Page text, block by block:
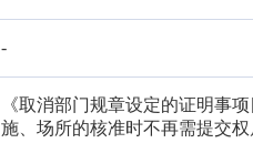
-
《取消部门规章设定的证明事
施、场所的核准时不再需提交